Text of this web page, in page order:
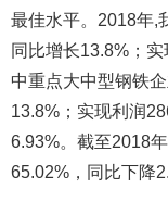
最佳水平。2018年,
同比增长13.8%；
中重点大中型钢铁
13.8%；实现利润
6.93%。截至2018
65.02%，同比下降